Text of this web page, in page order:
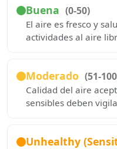
Buena (0-50)
El aire es fresco y
actividades al aire
Moderado (51-
Calidad del aire
sensibles deben
Unhealthy